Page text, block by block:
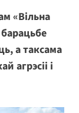
«Вільна
а таксама
агрэсіі і